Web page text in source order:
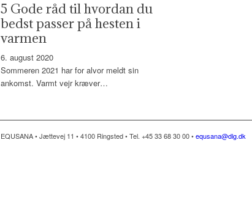
5 Gode råd til hvordan du
bedst passer på hesten i
varmen
6. august 2020
Sommeren 2021 har for alvor meldt sin
ankomst. Varmt vejr kræver…
EQUSANA • Jættevej 11 • 4100 Ringsted • Tel. +45 33 68 30 00 •equsana@dlg.dk